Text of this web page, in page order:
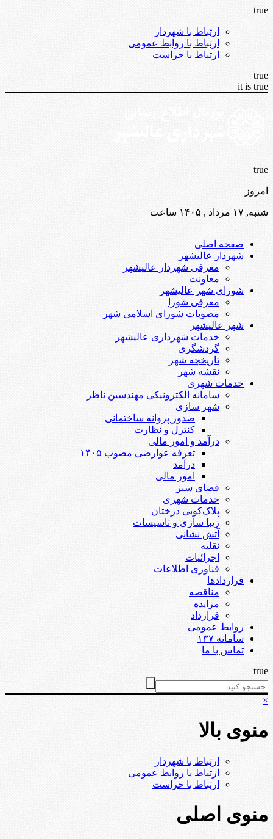
true
ارتباط با شهردار
ارتباط با روابط عمومی
ارتباط با حراست
true
it is true
true
امروز
شنبه, ۱۷ مرداد , ۱۴۰۵ ساعت
صفحه اصلی
شهردار عالیشهر
معرفی شهردار عالیشهر
معاونت
شورای شهر عالیشهر
معرفی شورا
مصوبات شورای اسلامی شهر
شهر عالیشهر
خدمات شهرداری عالیشهر
گردشگری
تاریخچه شهر
نقشه شهر
خدمات شهری
سامانه الکترونیکی مهندسین ناظر
شهر سازی
صدور پروانه ساختمانی
کنترل و نظارت
درآمد و امور مالی
تعرفه عوارضی مصوب ۱۴۰۵
درآمد
امور مالی
فضای سبز
خدمات شهری
پلاک‌کوبی درختان
زیبا سازی و تاسیسات
آتش نشانی
نقلیه
اجرائیات
فناوری اطلاعات
قراردادها
مناقصه
مزایده
قرارداد
روابط عمومی
سامانه ۱۳۷
تماس با ما
true
×
منوی بالا
ارتباط با شهردار
ارتباط با روابط عمومی
ارتباط با حراست
منوی اصلی